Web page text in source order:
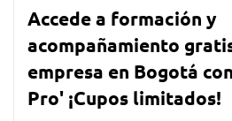
Accede a formación y
acompañamiento
empresa en Bogotá
Pro' ¡Cupos limitados!